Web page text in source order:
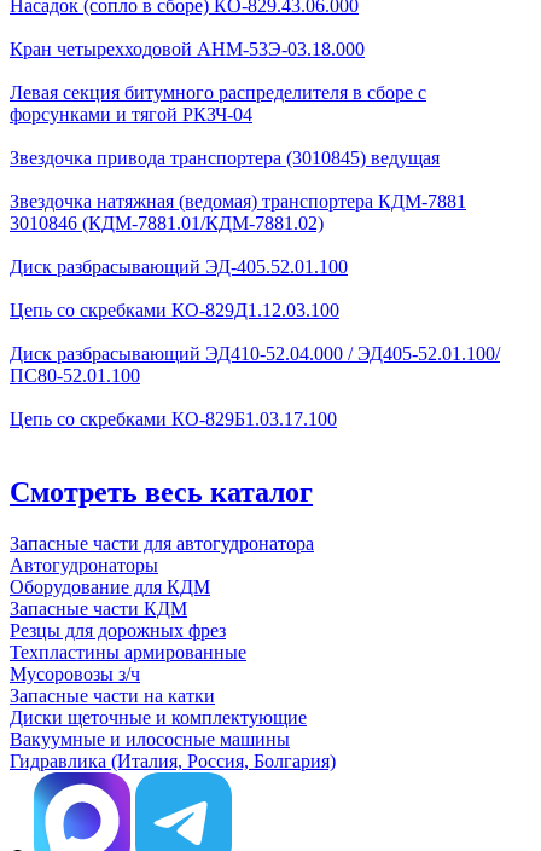
Насадок (сопло в сборе) КО-829.43.06.000
Кран четырехходовой AHМ-53Э-03.18.000
Левая секция битумного распределителя в сборе с
форсунками и тягой РКЗЧ-04
Звездочка привода транспортера (3010845) ведущая
Звездочка натяжная (ведомая) транспортера КДМ-7881
3010846 (КДМ-7881.01/КДМ-7881.02)
Диск разбрасывающий ЭД-405.52.01.100
Цепь со скребками КО-829Д1.12.03.100
Диск разбрасывающий ЭД410-52.04.000 / ЭД405-52.01.100/
ПС80-52.01.100
Цепь со скребками КО-829Б1.03.17.100
Смотреть весь каталог
Запасные части для автогудронатора
Автогудронаторы
Оборудование для КДМ
Запасные части КДМ
Резцы для дорожных фрез
Техпластины армированные
Мусоровозы з/ч
Запасные части на катки
Диски щеточные и комплектующие
Вакуумные и илососные машины
Гидравлика (Италия, Россия, Болгария)